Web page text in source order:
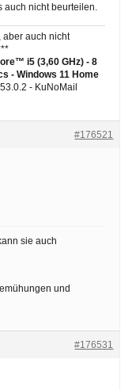
auch nicht beurteilen.
auch nicht
i5 (3,60 GHz) - 8
- Windows 11 Home
- KuNoMail
#176521
sie auch
und
#176531